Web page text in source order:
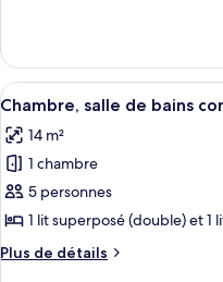
Appartement
(Private,
common
Bath
676)
le
type
de
Appartement
(Private,
common
Bath
676)
Afficher
toutes
les
photos
pour
ce
type
de
1
Chambre, salle de bains
14 m²
1 chambre
5 personnes
1 lit superposé (double) et 1
Plus de détails
Plus